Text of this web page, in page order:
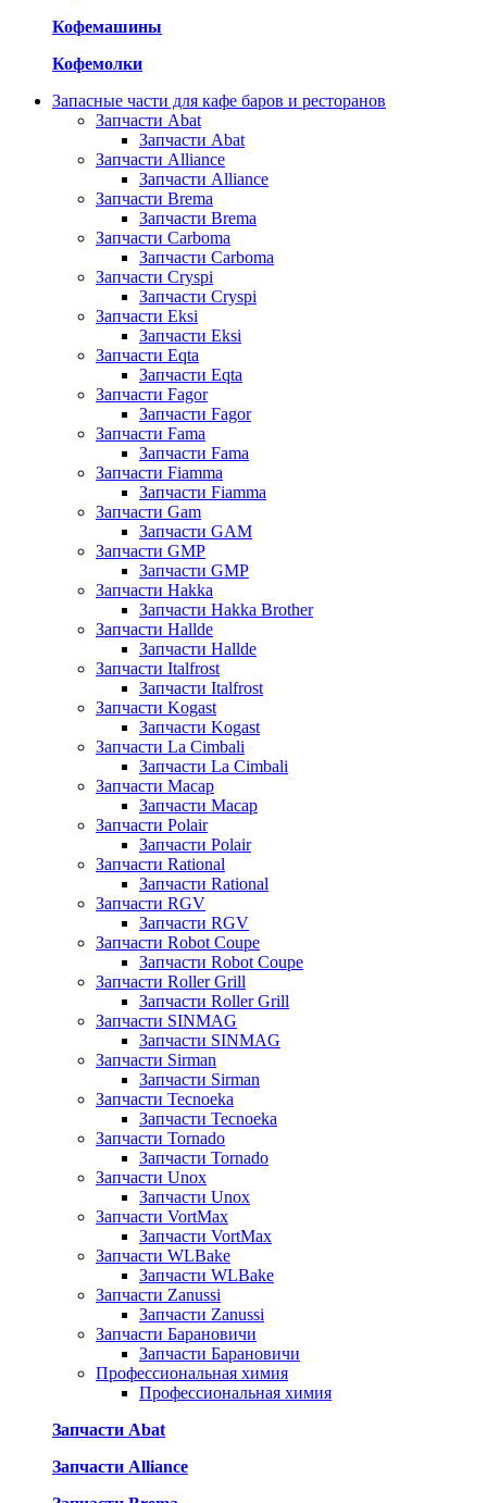
Кофемашины
Кофемолки
Запасные части для кафе баров и ресторанов
Запчасти Abat
Запчасти Abat
Запчасти Alliance
Запчасти Alliance
Запчасти Brema
Запчасти Brema
Запчасти Carboma
Запчасти Carboma
Запчасти Cryspi
Запчасти Cryspi
Запчасти Eksi
Запчасти Eksi
Запчасти Eqta
Запчасти Eqta
Запчасти Fagor
Запчасти Fagor
Запчасти Fama
Запчасти Fama
Запчасти Fiamma
Запчасти Fiamma
Запчасти Gam
Запчасти GAM
Запчасти GMP
Запчасти GMP
Запчасти Hakka
Запчасти Hakka Brother
Запчасти Hallde
Запчасти Hallde
Запчасти Italfrost
Запчасти Italfrost
Запчасти Kogast
Запчасти Kogast
Запчасти La Cimbali
Запчасти La Cimbali
Запчасти Macap
Запчасти Macap
Запчасти Polair
Запчасти Polair
Запчасти Rational
Запчасти Rational
Запчасти RGV
Запчасти RGV
Запчасти Robot Coupe
Запчасти Robot Coupe
Запчасти Roller Grill
Запчасти Roller Grill
Запчасти SINMAG
Запчасти SINMAG
Запчасти Sirman
Запчасти Sirman
Запчасти Tecnoeka
Запчасти Tecnoeka
Запчасти Tornado
Запчасти Tornado
Запчасти Unox
Запчасти Unox
Запчасти VortMax
Запчасти VortMax
Запчасти WLBake
Запчасти WLBake
Запчасти Zanussi
Запчасти Zanussi
Запчасти Барановичи
Запчасти Барановичи
Профессиональная химия
Профессиональная химия
Запчасти Abat
Запчасти Alliance